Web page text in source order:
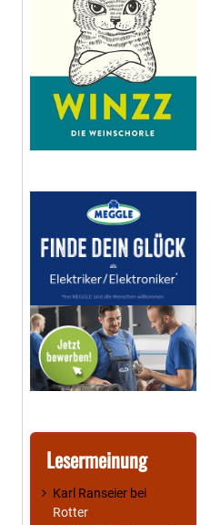
Lesermeinung
Karl Ranseier bei
Rotter